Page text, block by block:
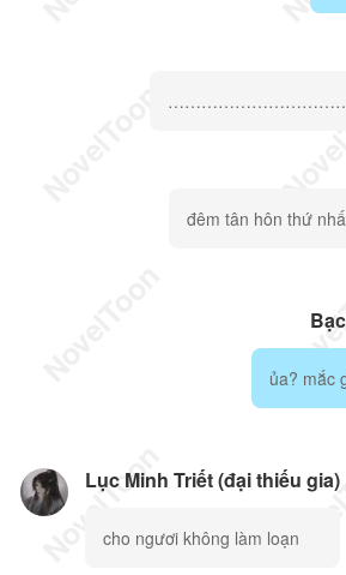
đêm tân hôn thứ
ủa? mắc
Lục Minh Triết (đại thiếu gia)
cho ngươi không làm loạn